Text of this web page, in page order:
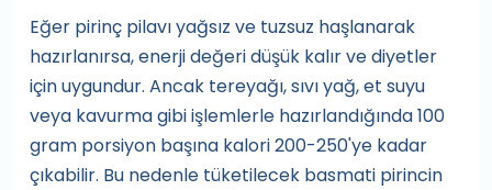
Eğer pirinç pilavı yağsız ve tuzsuz haşlanarak
hazırlanırsa, enerji değeri düşük kalır ve diyetler
için uygundur. Ancak tereyağı, sıvı yağ, et suyu
veya kavurma gibi işlemlerle hazırlandığında 100
gram porsiyon başına kalori 200-250'ye kadar
çıkabilir. Bu nedenle tüketilecek basmati pirincin